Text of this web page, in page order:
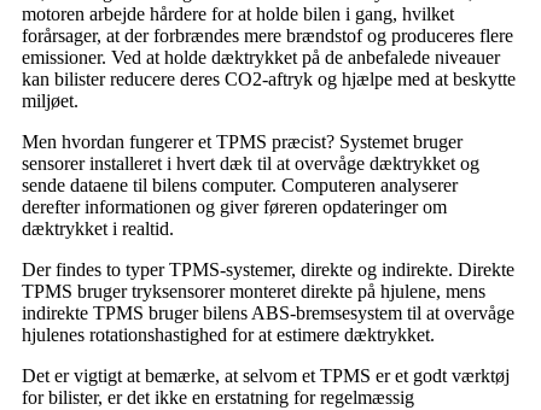
motoren arbejde hårdere for at holde bilen i gang, hvilket
forårsager, at der forbrændes mere brændstof og produceres flere
emissioner. Ved at holde dæktrykket på de anbefalede niveauer
kan bilister reducere deres CO2-aftryk og hjælpe med at beskytte
miljøet.
Men hvordan fungerer et TPMS præcist? Systemet bruger
sensorer installeret i hvert dæk til at overvåge dæktrykket og
sende dataene til bilens computer. Computeren analyserer
derefter informationen og giver føreren opdateringer om
dæktrykket i realtid.
Der findes to typer TPMS-systemer, direkte og indirekte. Direkte
TPMS bruger tryksensorer monteret direkte på hjulene, mens
indirekte TPMS bruger bilens ABS-bremsesystem til at overvåge
hjulenes rotationshastighed for at estimere dæktrykket.
Det er vigtigt at bemærke, at selvom et TPMS er et godt værktøj
for bilister, er det ikke en erstatning for regelmæssig